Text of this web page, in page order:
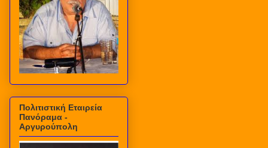
Πολιτιστική Εταιρεία
Πανόραμα -
Αργυρούπολη